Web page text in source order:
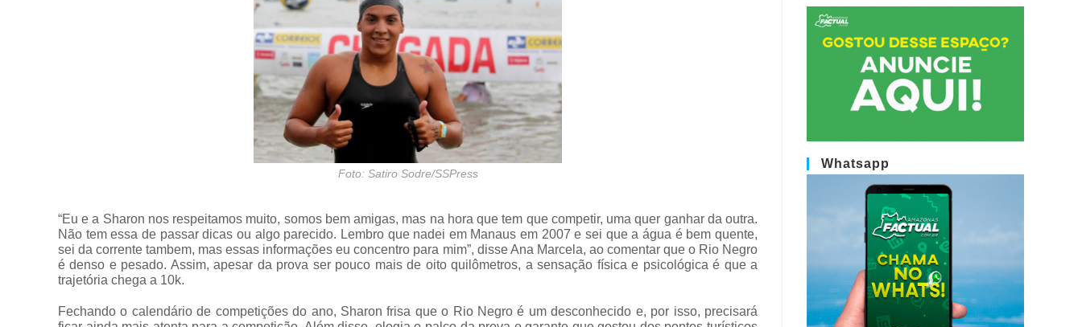
Foto: Satiro Sodre/SSPress
“Eu e a Sharon nos respeitamos muito, somos bem amigas, mas na hora que tem que competir, uma quer ganhar da outra.
Não tem essa de passar dicas ou algo parecido. Lembro que nadei em Manaus em 2007 e sei que a água é bem quente,
sei da corrente tambem, mas essas informações eu concentro para mim”, disse Ana Marcela, ao comentar que o Rio Negro
é denso e pesado. Assim, apesar da prova ser pouco mais de oito quilômetros, a sensação física e psicológica é que a
trajetória chega a 10k.
Fechando o calendário de competições do ano, Sharon frisa que o Rio Negro é um desconhecido e, por isso, precisará
Whatsapp